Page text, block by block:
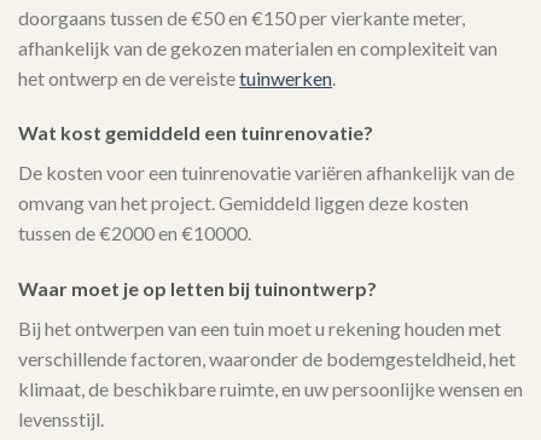
doorgaans tussen de €50 en €150 per vierkante meter,
afhankelijk van de gekozen materialen en complexiteit van
het ontwerp en de vereistetuinwerken
Wat kost gemiddeld een tuinrenovatie?
De kosten voor een tuinrenovatie variëren afhankelijk van de
omvang van het project. Gemiddeld liggen deze kosten
tussen de €2000 en €10000.
Waar moet je op letten bij tuinontwerp?
Bij het ontwerpen van een tuin moet u rekening houden met
verschillende factoren, waaronder de bodemgesteldheid, het
klimaat, de beschikbare ruimte, en uw persoonlijke wensen en
levensstijl.